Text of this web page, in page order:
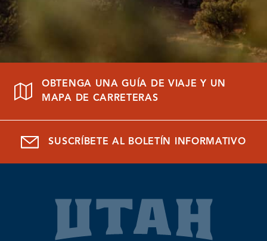
OBTENGA UNA GUÍA DE VIAJE Y UN
MAPA DE CARRETERAS
SUSCRÍBETE AL BOLETÍN INFORMATIVO